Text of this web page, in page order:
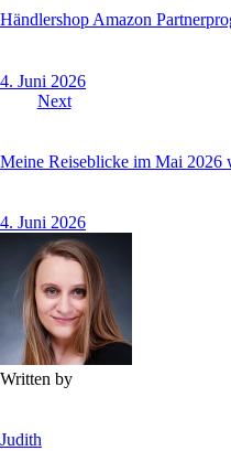
Händlershop Amazon
4. Juni 2026
Next
Meine Reiseblicke im Mai 2026
4. Juni 2026
Written by
Judith